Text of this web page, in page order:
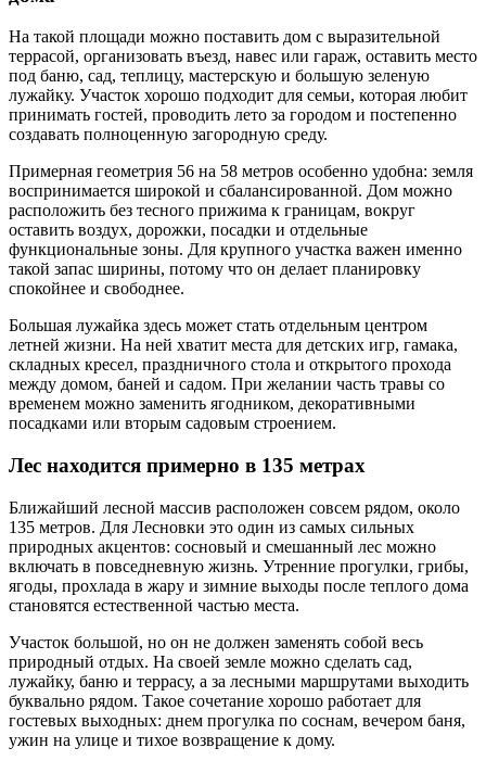
На такой площади можно поставить дом с выразительной
террасой, организовать въезд, навес или гараж, оставить место
под баню, сад, теплицу, мастерскую и большую зеленую
лужайку. Участок хорошо подходит для семьи, которая любит
принимать гостей, проводить лето за городом и постепенно
создавать полноценную загородную среду.
Примерная геометрия 56 на 58 метров особенно удобна: земля
воспринимается широкой и сбалансированной. Дом можно
расположить без тесного прижима к границам, вокруг
оставить воздух, дорожки, посадки и отдельные
функциональные зоны. Для крупного участка важен именно
такой запас ширины, потому что он делает планировку
спокойнее и свободнее.
Большая лужайка здесь может стать отдельным центром
летней жизни. На ней хватит места для детских игр, гамака,
складных кресел, праздничного стола и открытого прохода
между домом, баней и садом. При желании часть травы со
временем можно заменить ягодником, декоративными
посадками или вторым садовым строением.
Лес находится примерно в 135 метрах
Ближайший лесной массив расположен совсем рядом, около
135 метров. Для Лесновки это один из самых сильных
природных акцентов: сосновый и смешанный лес можно
включать в повседневную жизнь. Утренние прогулки, грибы,
ягоды, прохлада в жару и зимние выходы после теплого дома
становятся естественной частью места.
Участок большой, но он не должен заменять собой весь
природный отдых. На своей земле можно сделать сад,
лужайку, баню и террасу, а за лесными маршрутами выходить
буквально рядом. Такое сочетание хорошо работает для
гостевых выходных: днем прогулка по соснам, вечером баня,
ужин на улице и тихое возвращение к дому.